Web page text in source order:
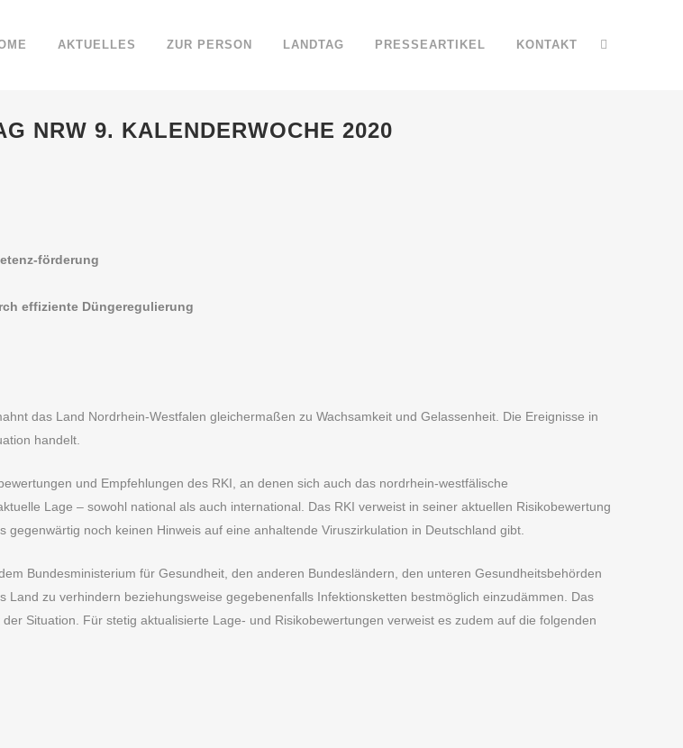
AKTUELLES ZUR PERSON LANDTAG PRESSEARTIKEL KONTAKT
NRW 9. KALENDERWOCHE 2020
förderung
effiziente Düngeregulierung
das Land Nordrhein-Westfalen gleichermaßen zu Wachsamkeit und Gelassenheit. Die Ereignisse in
handelt.
und Empfehlungen des RKI, an denen sich auch das nordrhein-westfälische
Lage – sowohl national als auch international. Das RKI verweist in seiner aktuellen Risikobewertung
noch keinen Hinweis auf eine anhaltende Viruszirkulation in Deutschland gibt.
Bundesministerium für Gesundheit, den anderen Bundesländern, den unteren Gesundheitsbehörden
zu verhindern beziehungsweise gegebenenfalls Infektionsketten bestmöglich einzudämmen. Das
Situation. Für stetig aktualisierte Lage- und Risikobewertungen verweist es zudem auf die folgenden